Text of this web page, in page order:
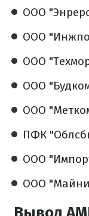
ООО
ООО
ООО
ООО
ООО
ПФК
ООО
ООО